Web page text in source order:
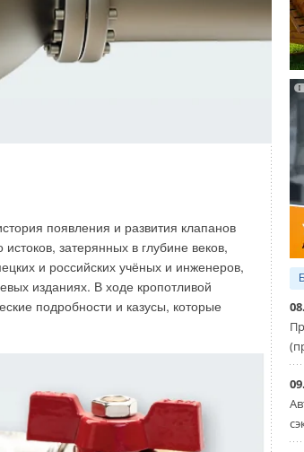
появления и развития клапанов
затерянных в глубине веков,
и российских учёных и инженеров,
изданиях. В ходе кропотливой
подробности и казусы, которые
облегчает вынимание и обратное
позволяет адаптировать частоту
остаётся на месте и блокирует
и прямого доступа
протечек и поощряя чистку без
использовать на 3
% меньше
сифона SLIM. SLIM+ производится